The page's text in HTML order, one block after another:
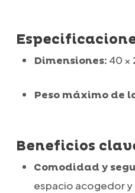
Dimensiones: 40 ×
Peso máximo de
Beneficios
Comodidad y
espacio acogedor y